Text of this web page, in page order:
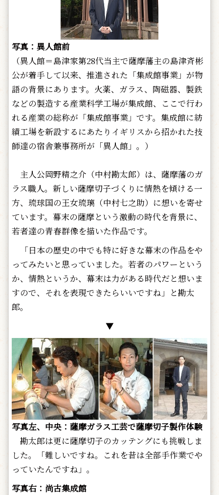
写真：異人館前
（異人館＝島津家第28代当主で薩摩藩主の島津斉彬
公が着手して以来、推進された「集成館事業」が物
語の背景にあります。火薬、ガラス、陶磁器、製鉄
などの製造する産業科学工場が集成館、ここで行わ
れる産業の総称が「集成館事業」です。集成館に紡
績工場を新設するにあたりイギリスから招かれた技
師達の宿舎兼事務所が「異人館」。）
主人公岡野精之介（中村勘太郎）は、薩摩藩のガ
ラス職人。新しい薩摩切子づくりに情熱を傾ける一
方、琉球国の王女琉璃（中村七之助）に想いを寄せ
ています。幕末の薩摩という激動の時代を背景に、
若者達の青春群像を描いた作品です。
「日本の歴史の中でも特に好きな幕末の作品をや
ってみたいと思っていました。若者のパワーという
か、情熱というか、幕末は力がある時代だと想いま
すので、それを表現できたらいいですね」と勘太
郎。
▼
写真左、中央：薩摩ガラス工芸で薩摩切子製作体験
勘太郎は更に薩摩切子のカッテングにも挑戦しま
した。「難しいですね。これを昔は全部手作業でや
っていたんですね」。
写真右：尚古集成館